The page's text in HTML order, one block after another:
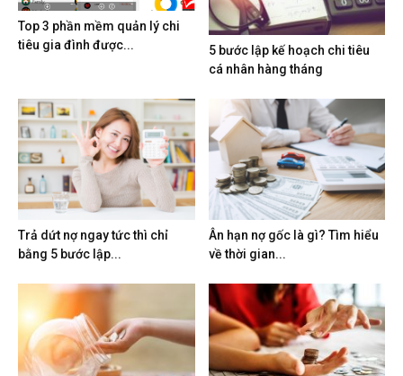
Top 3 phần mềm quản lý chi
tiêu gia đình được...
5 bước lập kế hoạch chi tiêu
cá nhân hàng tháng
Trả dứt nợ ngay tức thì chỉ
bằng 5 bước lập...
Ân hạn nợ gốc là gì? Tìm hiểu
về thời gian...